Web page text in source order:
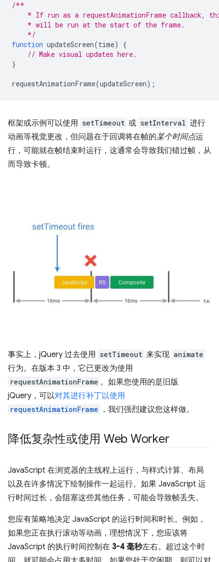
/**
* If run as a requestAnimationFrame callback,
    * will be run at the start of the frame.
    */
function updateScreen(time)
{
// Make visual updates here.
}
requestAnimationFrame(updateScreen);
框架或示例可以使用 setTimeout 或 setInterval 进行
动画等视觉更改，但问题在于回调将在帧的某个时间点运
行，可能就在帧结束时运行，这通常会导致我们错过帧，从
而导致卡顿。
事实上，jQuery 过去使用 setTimeout 来实现 animate
行为。在版本 3 中，它已更改为使用
requestAnimationFrame 。如果您使用的是旧版
jQuery，可以对其进行补丁以使用
requestAnimationFrame ，我们强烈建议您这样做。
降低复杂性或使用 Web Worker
JavaScript 在浏览器的主线程上运行，与样式计算、布局
以及在许多情况下绘制操作一起运行。如果 JavaScript 运
行时间过长，会阻塞这些其他任务，可能会导致帧丢失。
您应有策略地决定 JavaScript 的运行时间和时长。例如，
如果您正在执行滚动等动画，理想情况下，您应该将
JavaScript 的执行时间控制在 3-4 毫秒左右。超过这个时